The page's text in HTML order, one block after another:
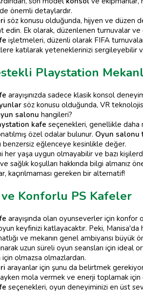
önemli detaylardır.
söz konusu olduğunda, hijyen ve düzen
edin. Ek olarak, düzenlenen turnuvalar
işletmeleri, düzenli olarak FIFA
katılarak yeteneklerinizi sergileyebilir
Playstation
arayışınızda sadece klasik konsol
söz konusu olduğunda, VR
salonu hangileri?
kafe seçenekleri, genellikle daha
özel odalar bulunur. Oyun salonu
benzersiz eğlenceye kesinlikle değer.
her yaşa uygun olmayabilir ve bazı
sağlık koşulları hakkında bilgi almanız
kaçırılmaması gereken bir alternatif!
Konforlu PS Kafeler
arayışında olan oyunseverler için
keyfinizi katlayacaktır. Peki, Manisa'da
ve mekanın genel ambiyansı büyük
uzun süreli oyun seansları için ideal
olmazsa olmazlardan.
arayanlar için şunu da belirtmek
mola vermek ve enerji toplamak
seçenekleri, oyun deneyiminizi en üst